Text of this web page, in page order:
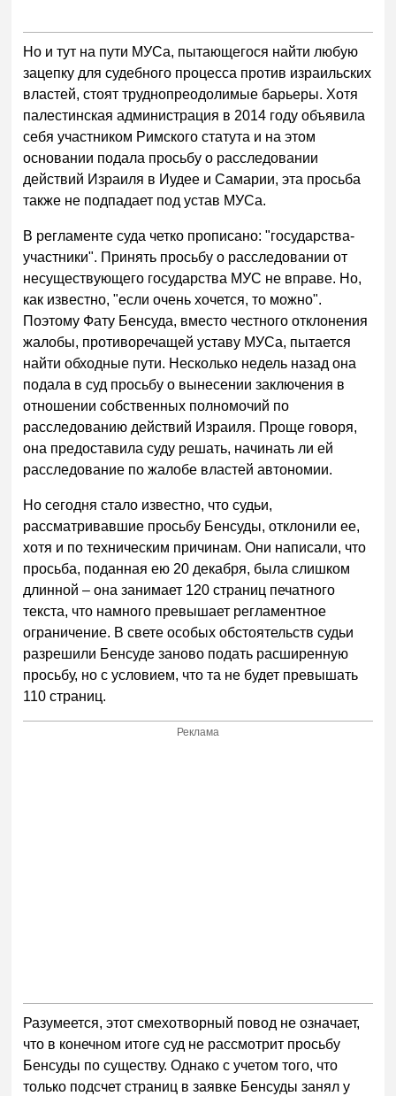
Но и тут на пути МУСа, пытающегося найти любую
зацепку для судебного процесса против израильских
властей, стоят труднопреодолимые барьеры. Хотя
палестинская администрация в 2014 году объявила
себя участником Римского статута и на этом
основании подала просьбу о расследовании
действий Израиля в Иудее и Самарии, эта просьба
также не подпадает под устав МУСа.
В регламенте суда четко прописано: "государства-
участники". Принять просьбу о расследовании от
несуществующего государства МУС не вправе. Но,
как известно, "если очень хочется, то можно".
Поэтому Фату Бенсуда, вместо честного отклонения
жалобы, противоречащей уставу МУСа, пытается
найти обходные пути. Несколько недель назад она
подала в суд просьбу о вынесении заключения в
отношении собственных полномочий по
расследованию действий Израиля. Проще говоря,
она предоставила суду решать, начинать ли ей
расследование по жалобе властей автономии.
Но сегодня стало известно, что судьи,
рассматривавшие просьбу Бенсуды, отклонили ее,
хотя и по техническим причинам. Они написали, что
просьба, поданная ею 20 декабря, была слишком
длинной – она занимает 120 страниц печатного
текста, что намного превышает регламентное
ограничение. В свете особых обстоятельств судьи
разрешили Бенсуде заново подать расширенную
просьбу, но с условием, что та не будет превышать
110 страниц.
Реклама
Разумеется, этот смехотворный повод не означает,
что в конечном итоге суд не рассмотрит просьбу
Бенсуды по существу. Однако с учетом того, что
только подсчет страниц в заявке Бенсуды занял у